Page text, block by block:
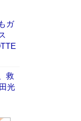
伸
か
き
な
#
き
イ
ガ
救
光